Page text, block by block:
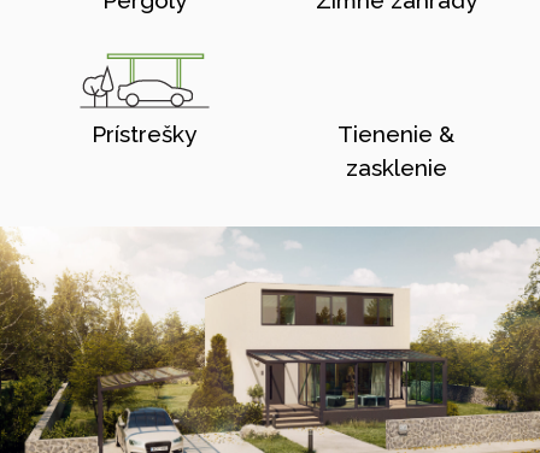
Prístrešky
Tienenie &
zasklenie